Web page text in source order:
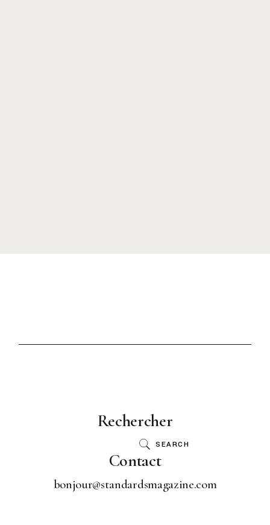
Rechercher
SEARCH
Contact
bonjour@standardsmagazine.com